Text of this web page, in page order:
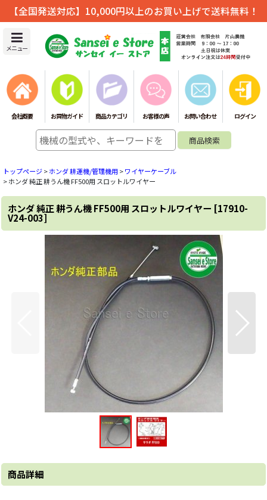
【全国発送対応】10,000円以上のお買い上げで送料無料！
メニュー
会社概要 お買物ガイド 商品カテゴリ お客様の声 お問い合わせ ログイン
トップページ>ホンダ 耕運機/管理機用 >ワイヤーケーブル
>ホンダ 純正 耕うん機 FF500用 スロットルワイヤー
ホンダ 純正 耕うん機 FF500用 スロットルワイヤー [17910-
V24-003]
商品詳細